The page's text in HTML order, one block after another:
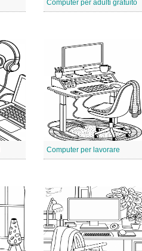
Computer per adulti gratuito
Computer per lavorare